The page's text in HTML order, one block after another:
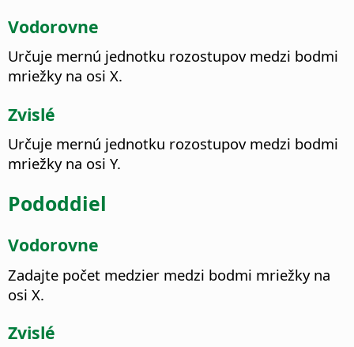
Vodorovne
Určuje mernú jednotku rozostupov medzi bodmi
mriežky na osi X.
Zvislé
Určuje mernú jednotku rozostupov medzi bodmi
mriežky na osi Y.
Pododdiel
Vodorovne
Zadajte počet medzier medzi bodmi mriežky na
osi X.
Zvislé